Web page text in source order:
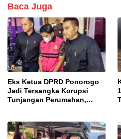
Baca Juga
Eks Ketua DPRD Ponorogo
Jadi Tersangka Korupsi
Tunjangan Perumahan,